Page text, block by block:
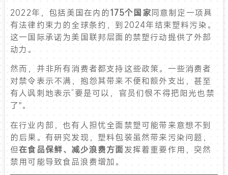
2022年，包括美国在内的175个国家同意制定一项具
有法律约束力的全球条约，到2024年结束塑料污染。
这一国际承诺为美国联邦层面的禁塑行动提供了外部
动力。
然而，并非所有消费者都支持这些政策。一些消费者
对禁令表示不满，抱怨其带来不便和额外支出，甚至
有人讽刺地表示“要是可以，官员们恨不得把阳光也禁
了”。
在行业内部，也有人担忧全面禁塑可能带来意想不到
的后果。有研究发现，塑料包装虽然带来污染问题，
但在食品保鲜、减少浪费方面发挥着重要作用，突然
禁用可能导致食品浪费增加。